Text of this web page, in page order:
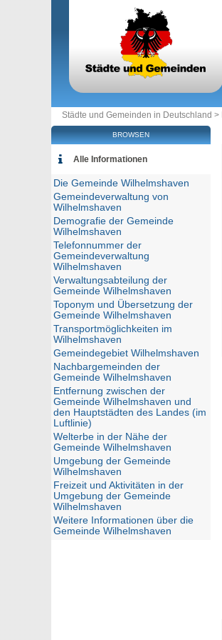
Städte und Gemeinden in Deutschland >
BROWSEN
Alle Informationen
Die Gemeinde Wilhelmshaven
Gemeindeverwaltung von
Wilhelmshaven
Demografie der Gemeinde
Wilhelmshaven
Telefonnummer der
Gemeindeverwaltung
Wilhelmshaven
Verwaltungsabteilung der
Gemeinde Wilhelmshaven
Toponym und Übersetzung der
Gemeinde Wilhelmshaven
Transportmöglichkeiten im
Wilhelmshaven
Gemeindegebiet Wilhelmshaven
Nachbargemeinden der
Gemeinde Wilhelmshaven
Entfernung zwischen der
Gemeinde Wilhelmshaven und
den Hauptstädten des Landes (im
Luftlinie)
Welterbe in der Nähe der
Gemeinde Wilhelmshaven
Umgebung der Gemeinde
Wilhelmshaven
Freizeit und Aktivitäten in der
Umgebung der Gemeinde
Wilhelmshaven
Weitere Informationen über die
Gemeinde Wilhelmshaven